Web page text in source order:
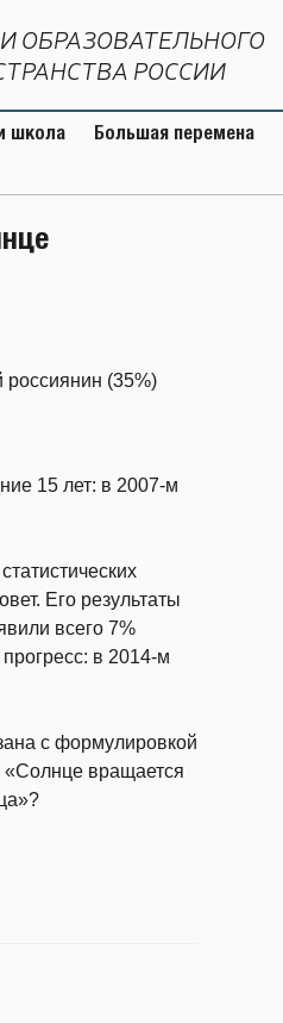
ОБРАЗОВАТЕЛЬНОГО
РОССИИ
школа Большая перемена
россиянин (35%)
15 лет: в 2007-м
Его результаты
всего 7%
в 2014-м
с формулировкой
вращается